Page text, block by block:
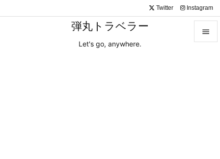
弾丸トラベラー
Let's go, anywhere.

Twitter Instagram